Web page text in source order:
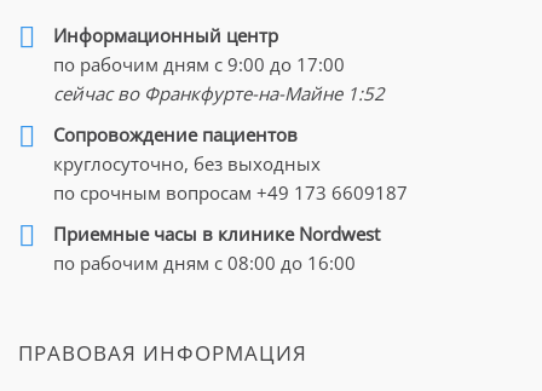
Информационный центр
по рабочим дням с 9:00 до 17:00
сейчас во Франкфурте-на-Майне 1:52
Cопровождение пациентов
круглосуточно, без выходных
по срочным вопросам +49 173 6609187
Приемные часы в клинике Nordwest
по рабочим дням с 08:00 до 16:00
ПРАВОВАЯ ИНФОРМАЦИЯ